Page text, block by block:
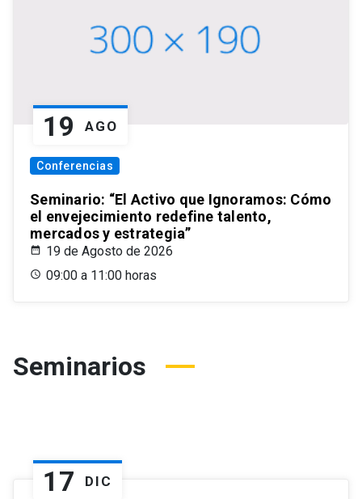
19 AGO
Conferencias
Seminario: “El Activo que Ignoramos: Cómo
el envejecimiento redefine talento,
mercados y estrategia”
19 de Agosto de 2026
09:00 a 11:00 horas
Seminarios
17 DIC